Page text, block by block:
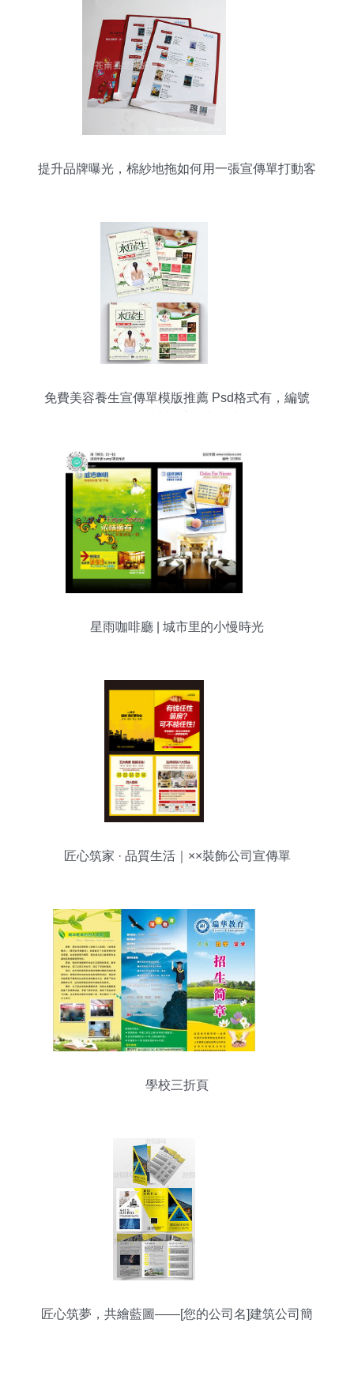
提升品牌曝光，棉紗地拖如何用一張宣傳單打動客
免費美容養生宣傳單模版推薦 Psd格式有，編號
星雨咖啡廳 | 城市里的小慢時光
匠心筑家 · 品質生活｜××裝飾公司宣傳單
學校三折頁
匠心筑夢，共繪藍圖——[您的公司名]建筑公司簡